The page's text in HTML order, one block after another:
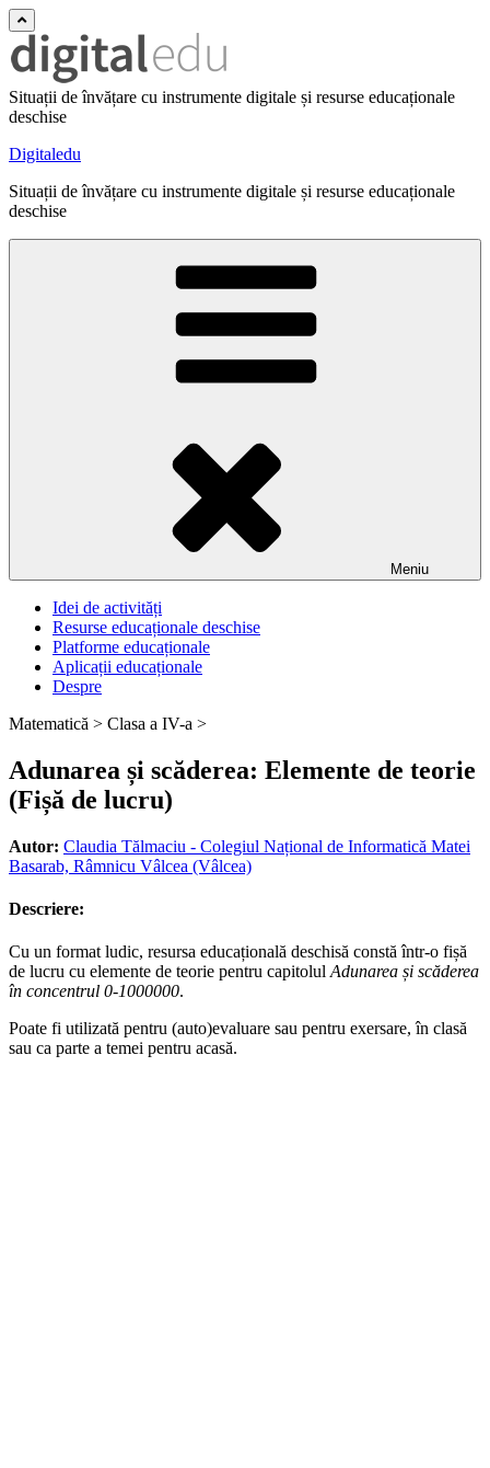
Situații de învățare cu instrumente digitale și resurse educaționale
deschise
Digitaledu
Situații de învățare cu instrumente digitale și resurse educaționale
deschise
Meniu
Idei de activități
Resurse educaționale deschise
Platforme educaționale
Aplicații educaționale
Despre
Matematică > Clasa a IV-a >
Adunarea și scăderea: Elemente de teorie
(Fișă de lucru)
Autor: Claudia Tălmaciu - Colegiul Național de Informatică Matei
Basarab, Râmnicu Vâlcea (Vâlcea)
Descriere:
Cu un format ludic, resursa educațională deschisă constă într-o fișă
de lucru cu elemente de teorie pentru capitolul Adunarea și scăderea
în concentrul 0-1000000.
Poate fi utilizată pentru (auto)evaluare sau pentru exersare, în clasă
sau ca parte a temei pentru acasă.